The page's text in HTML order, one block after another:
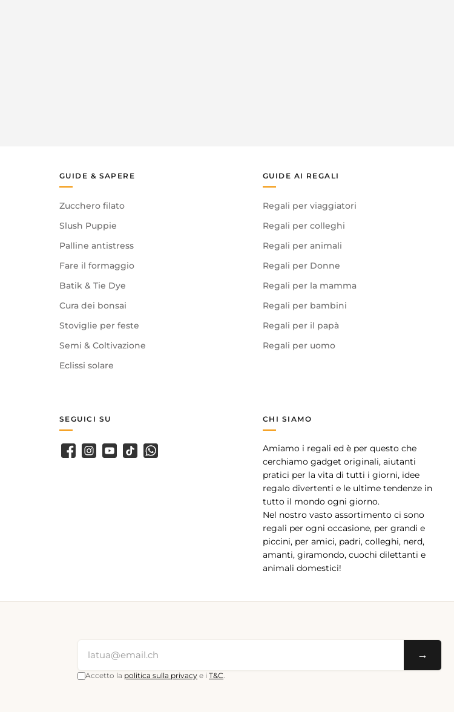
GUIDE & SAPERE
Zucchero filato
Slush Puppie
Palline antistress
Fare il formaggio
Batik & Tie Dye
Cura dei bonsai
Stoviglie per feste
Semi & Coltivazione
Eclissi solare
GUIDE AI REGALI
Regali per viaggiatori
Regali per colleghi
Regali per animali
Regali per Donne
Regali per la mamma
Regali per bambini
Regali per il papà
Regali per uomo
CHI SIAMO
Amiamo i regali ed è per questo che
cerchiamo gadget originali, aiutanti
pratici per la vita di tutti i giorni, idee
regalo divertenti e le ultime tendenze in
tutto il mondo ogni giorno.
Nel nostro vasto assortimento ci sono
regali per ogni occasione, per grandi e
piccini, per amici, padri, colleghi, nerd,
amanti, giramondo, cuochi dilettanti e
animali domestici!
SEGUICI SU
Facebook
Instagram
YoutubeTikTokWhatsApp
→
Accetto la politica sulla privacy e iT&C